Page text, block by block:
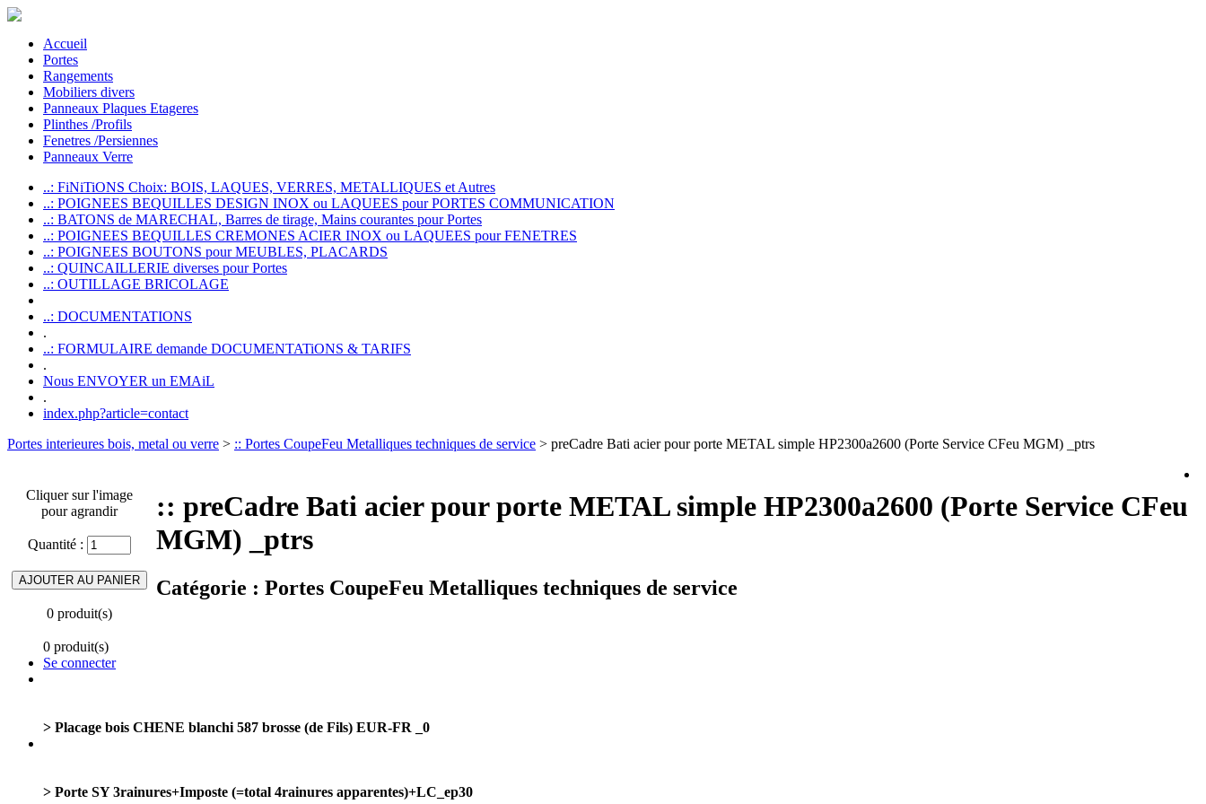
Accueil
Portes
Rangements
Mobiliers divers
Panneaux Plaques Etageres
Plinthes /Profils
Fenetres /Persiennes
Panneaux Verre
..: FiNiTiONS Choix: BOIS, LAQUES, VERRES, METALLIQUES et Autres
..: POIGNEES BEQUILLES DESIGN INOX ou LAQUEES pour PORTES COMMUNICATION
..: BATONS de MARECHAL, Barres de tirage, Mains courantes pour Portes
..: POIGNEES BEQUILLES CREMONES ACIER INOX ou LAQUEES pour FENETRES
..: POIGNEES BOUTONS pour MEUBLES, PLACARDS
..: QUINCAILLERIE diverses pour Portes
..: OUTILLAGE BRICOLAGE
..: DOCUMENTATIONS
.
..: FORMULAIRE demande DOCUMENTATiONS & TARIFS
.
Nous ENVOYER un EMAiL
.
index.php?article=contact
Portes interieures bois, metal ou verre > :: Portes CoupeFeu Metalliques techniques de service > preCadre Bati acier pour porte METAL simple HP2300a2600 (Porte Service CFeu MGM) _ptrs
Cliquer sur l'image
pour agrandir
Quantité :
0 produit(s)
:: preCadre Bati acier pour porte METAL simple HP2300a2600 (Porte Service CFeu
MGM) _ptrs
Catégorie : Portes CoupeFeu Metalliques techniques de service
0 produit(s)
Se connecter
> Placage bois CHENE blanchi 587 brosse (de Fils) EUR-FR _0
> Porte SY 3rainures+Imposte (=total 4rainures apparentes)+LC_ep30